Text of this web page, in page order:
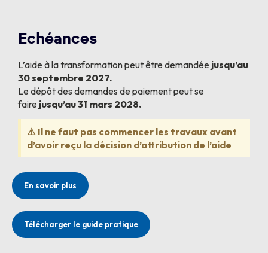
Echéances
L’aide à la transformation peut être demandée jusqu’au
30 septembre 2027.
Le dépôt des demandes de paiement peut se
faire jusqu’au 31 mars 2028.
⚠️ Il ne faut pas commencer les travaux avant
d’avoir reçu la décision d’attribution de l’aide
En savoir plus
Télécharger le guide pratique